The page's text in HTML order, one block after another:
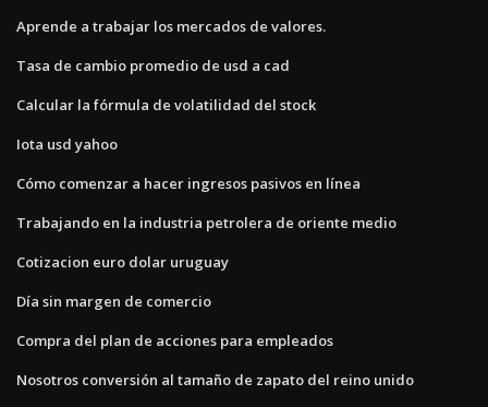
Aprende a trabajar los mercados de valores.
Tasa de cambio promedio de usd a cad
Calcular la fórmula de volatilidad del stock
Iota usd yahoo
Cómo comenzar a hacer ingresos pasivos en línea
Trabajando en la industria petrolera de oriente medio
Cotizacion euro dolar uruguay
Día sin margen de comercio
Compra del plan de acciones para empleados
Nosotros conversión al tamaño de zapato del reino unido